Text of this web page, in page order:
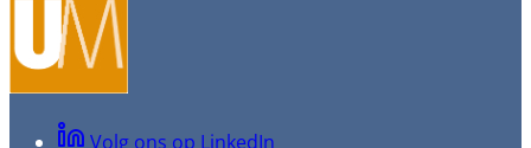
Volg ons op LinkedIn